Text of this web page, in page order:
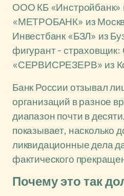
ООО КБ «Инстройбанк»
«МЕТРОБАНК» из
Инвестбанк «БЗЛ» из
фигурант -
«СЕРВИСРЕЗЕРВ» из
Банк России отзывал
организаций в разное
диапазон почти в
показывает, насколько
ликвидационные дела
фактического
Почему это так